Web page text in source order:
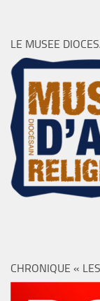
LE MUSEE
CHRONIQUE «